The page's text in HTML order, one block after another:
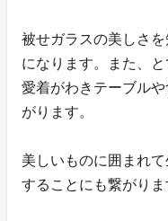
被せガラスの美しさ
になります。また、と
愛着がわきテーブル
がります。
美しいものに囲まれ
することにも繋がりま